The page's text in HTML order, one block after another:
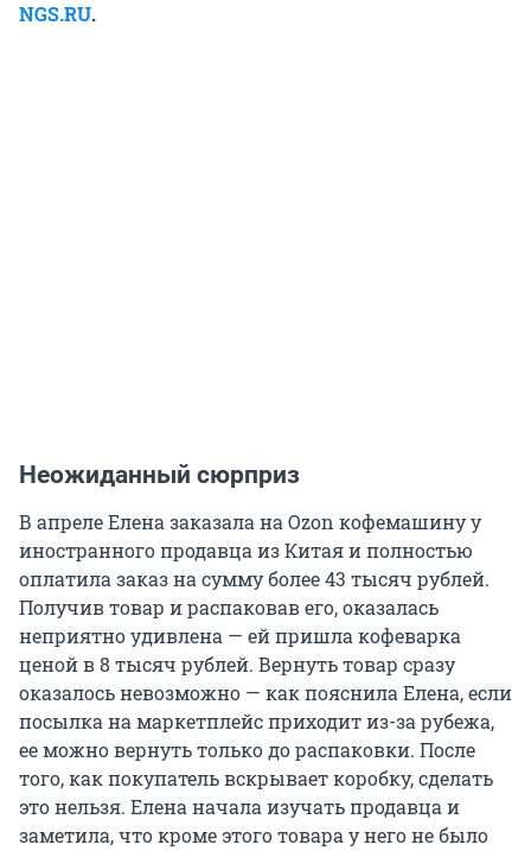
NGS.RU.
Неожиданный сюрприз
В апреле Елена заказала на Ozon кофемашину у
иностранного продавца из Китая и полностью
оплатила заказ на сумму более 43 тысяч рублей.
Получив товар и распаковав его, оказалась
неприятно удивлена — ей пришла кофеварка
ценой в 8 тысяч рублей. Вернуть товар сразу
оказалось невозможно — как пояснила Елена, если
посылка на маркетплейс приходит из-за рубежа,
ее можно вернуть только до распаковки. После
того, как покупатель вскрывает коробку, сделать
это нельзя. Елена начала изучать продавца и
заметила, что кроме этого товара у него не было